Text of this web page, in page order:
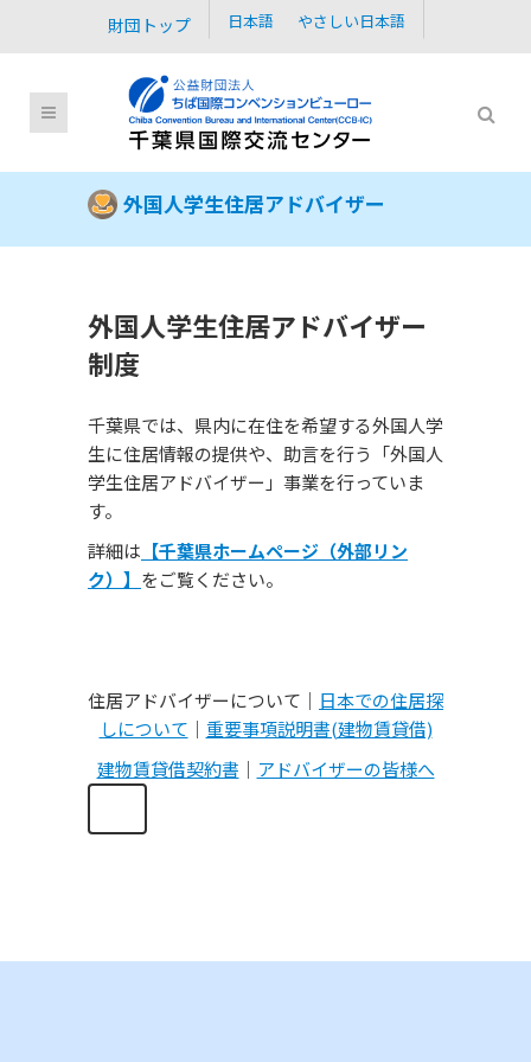
財団トップ 日本語 やさしい日本語
外国人学生住居アドバイザー
外国人学生住居アドバイザー
制度
千葉県では、県内に在住を希望する外国人学
生に住居情報の提供や、助言を行う「外国人
学生住居アドバイザー」事業を行っていま
す。
詳細は 【千葉県ホームページ（外部リン
ク）】 をご覧ください。
住居アドバイザーについて｜ 日本での住居探
しについて ｜ 重要事項説明書(建物賃貸借)
建物賃貸借契約書 ｜ アドバイザーの皆様へ